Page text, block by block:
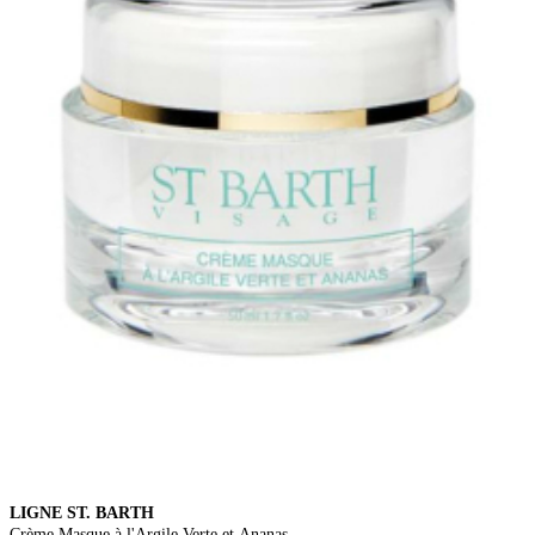
LIGNE ST. BARTH